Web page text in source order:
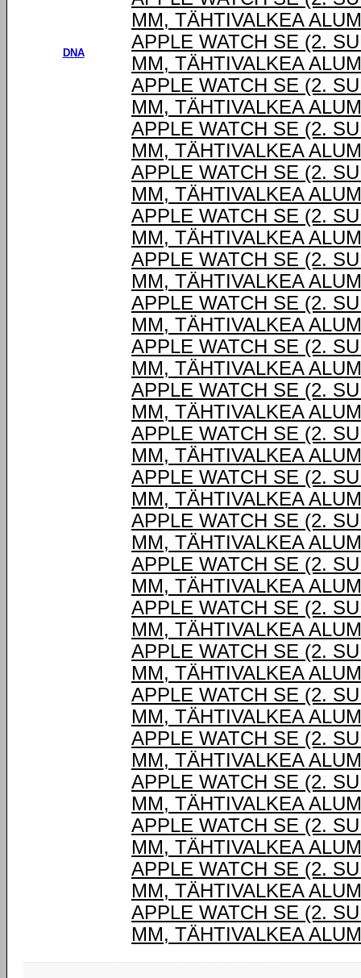
DNA
MM, TÄHTIVALKEA
APPLE WATCH SE (2.
MM, TÄHTIVALKEA
APPLE WATCH SE (2.
MM, TÄHTIVALKEA
APPLE WATCH SE (2.
MM, TÄHTIVALKEA
APPLE WATCH SE (2.
MM, TÄHTIVALKEA
APPLE WATCH SE (2.
MM, TÄHTIVALKEA
APPLE WATCH SE (2.
MM, TÄHTIVALKEA
APPLE WATCH SE (2.
MM, TÄHTIVALKEA
APPLE WATCH SE (2.
MM, TÄHTIVALKEA
APPLE WATCH SE (2.
MM, TÄHTIVALKEA
APPLE WATCH SE (2.
MM, TÄHTIVALKEA
APPLE WATCH SE (2.
MM, TÄHTIVALKEA
APPLE WATCH SE (2.
MM, TÄHTIVALKEA
APPLE WATCH SE (2.
MM, TÄHTIVALKEA
APPLE WATCH SE (2.
MM, TÄHTIVALKEA
APPLE WATCH SE (2.
MM, TÄHTIVALKEA
APPLE WATCH SE (2.
MM, TÄHTIVALKEA
APPLE WATCH SE (2.
MM, TÄHTIVALKEA
APPLE WATCH SE (2.
MM, TÄHTIVALKEA
APPLE WATCH SE (2.
MM, TÄHTIVALKEA
APPLE WATCH SE (2.
MM, TÄHTIVALKEA
APPLE WATCH SE (2.
MM, TÄHTIVALKEA